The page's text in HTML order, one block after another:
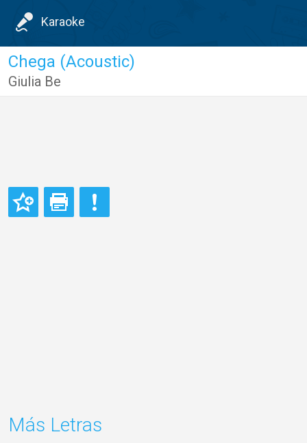
Karaoke
Chega (Acoustic)
Giulia Be
Más Letras